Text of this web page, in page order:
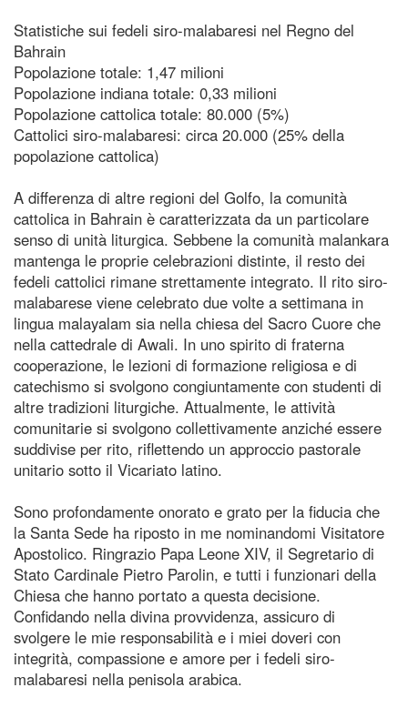
Statistiche sui fedeli siro-malabaresi nel Regno del
Bahrain
Popolazione totale: 1,47 milioni
Popolazione indiana totale: 0,33 milioni
Popolazione cattolica totale: 80.000 (5%)
Cattolici siro-malabaresi: circa 20.000 (25% della
popolazione cattolica)
A differenza di altre regioni del Golfo, la comunità
cattolica in Bahrain è caratterizzata da un particolare
senso di unità liturgica. Sebbene la comunità malankara
mantenga le proprie celebrazioni distinte, il resto dei
fedeli cattolici rimane strettamente integrato. Il rito siro-
malabarese viene celebrato due volte a settimana in
lingua malayalam sia nella chiesa del Sacro Cuore che
nella cattedrale di Awali. In uno spirito di fraterna
cooperazione, le lezioni di formazione religiosa e di
catechismo si svolgono congiuntamente con studenti di
altre tradizioni liturgiche. Attualmente, le attività
comunitarie si svolgono collettivamente anziché essere
suddivise per rito, riflettendo un approccio pastorale
unitario sotto il Vicariato latino.
Sono profondamente onorato e grato per la fiducia che
la Santa Sede ha riposto in me nominandomi Visitatore
Apostolico. Ringrazio Papa Leone XIV, il Segretario di
Stato Cardinale Pietro Parolin, e tutti i funzionari della
Chiesa che hanno portato a questa decisione.
Confidando nella divina provvidenza, assicuro di
svolgere le mie responsabilità e i miei doveri con
integrità, compassione e amore per i fedeli siro-
malabaresi nella penisola arabica.